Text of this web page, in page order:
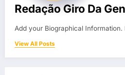
Redação Giro Da
Add your Biographical Information.
View All Posts